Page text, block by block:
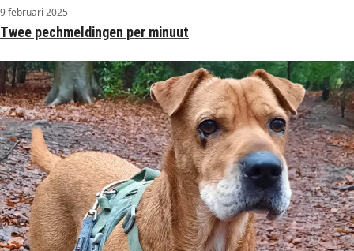
9 februari 2025
Twee pechmeldingen per minuut